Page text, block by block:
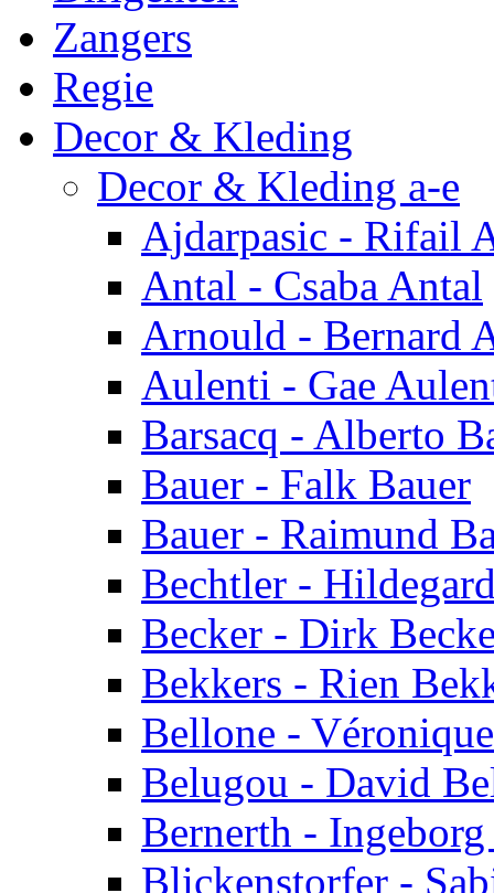
Zangers
Regie
Decor & Kleding
Decor & Kleding a-e
Ajdarpasic - Rifail
Antal - Csaba Antal
Arnould - Bernard
Aulenti - Gae
Barsacq - Alberto
Bauer - Falk Bauer
Bauer - Raimund
Bechtler -
Becker - Dirk
Bekkers - Rien
Bellone -
Belugou - David
Bernerth -
Blickenstorfer -